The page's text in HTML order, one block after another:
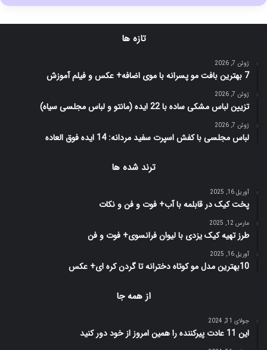
تازه ها
ژوئن 7, 2026
7 بهترین بافت مو پسرانه با موی اضافه+ عکس و فیلم آموزش
ژوئن 7, 2026
تزیین لباس مشکی ساده با 22 ایده (مانتو و لباس مجلسی سیاه)
ژوئن 7, 2026
لباس مجلسی با کفش اسپرت سفید مردانه: 14 ایده فوق العاده
ترند شده ها
آوریل 16, 2025
پخت کیک در قابلمه با آب+ فوت و فن و نکات
مارس 12, 2025
طرز تهیه کیک یزدی با لیوان فرانسوی+ فوت و فن
آوریل 16, 2025
10بهترین مدل مو کوتاه دخترانه تا گردن کره ای+ عکس
از همه جا
جولای 31, 2024
این 11 عادت پیرکننده را همین امروز از خود دور کنید